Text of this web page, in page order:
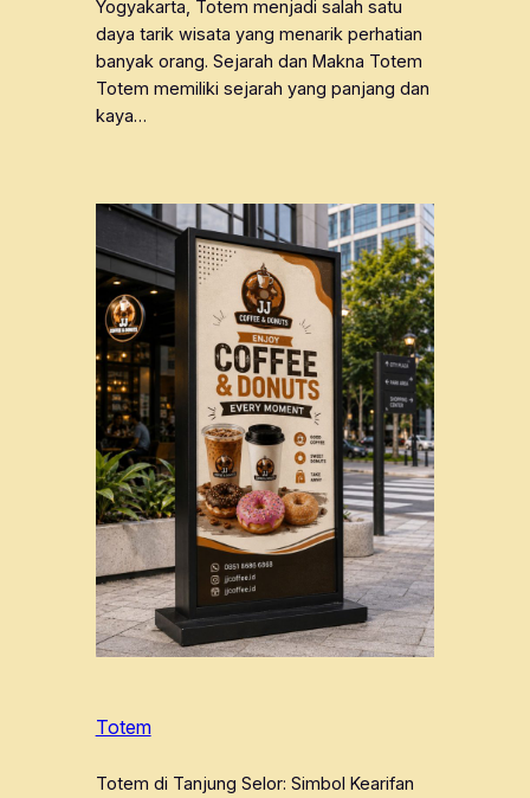
Yogyakarta, Totem menjadi salah satu
daya tarik wisata yang menarik perhatian
banyak orang. Sejarah dan Makna Totem
Totem memiliki sejarah yang panjang dan
kaya…
Totem
Totem di Tanjung Selor: Simbol Kearifan